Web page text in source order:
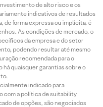
de alto risco e os
indicativos de resultados
de forma expressa ou implícita, é
As condições de mercado, o
da empresa e do setor
podendo resultar até mesmo
recomendada para o
quaisquer garantias sobre o
indicado para
com a política de suitability
de opções, são negociados